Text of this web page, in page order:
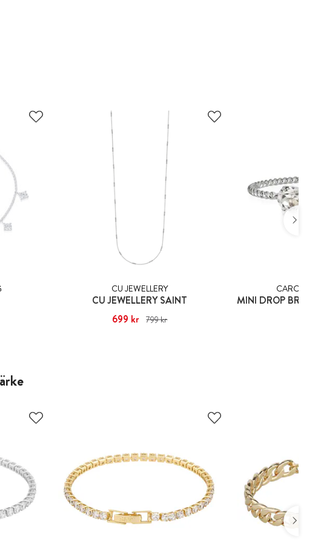
CU JEWELLERY
CU JEWELLERY SAINT
Nuvarande pris :699 krTidigare pris
699 kr 799 kr